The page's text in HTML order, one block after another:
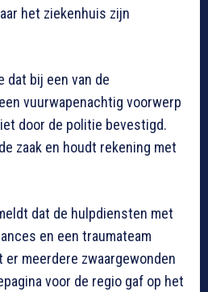
het ziekenhuis zijn
dat bij een van de
vuurwapenachtig voorwerp
door de politie bevestigd.
zaak en houdt rekening met
dat de hulpdiensten met
en een traumateam
er meerdere zwaargewonden
voor de regio gaf op het